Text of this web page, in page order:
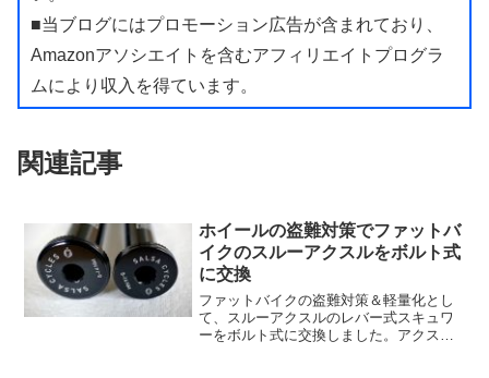
■当ブログにはプロモーション広告が含まれており、
Amazonアソシエイトを含むアフィリエイトプログラ
ムにより収入を得ています。
関連記事
ホイールの盗難対策でファットバ
イクのスルーアクスルをボルト式
に交換
ファットバイクの盗難対策＆軽量化とし
て、スルーアクスルのレバー式スキュワ
ーをボルト式に交換しました。アクスル